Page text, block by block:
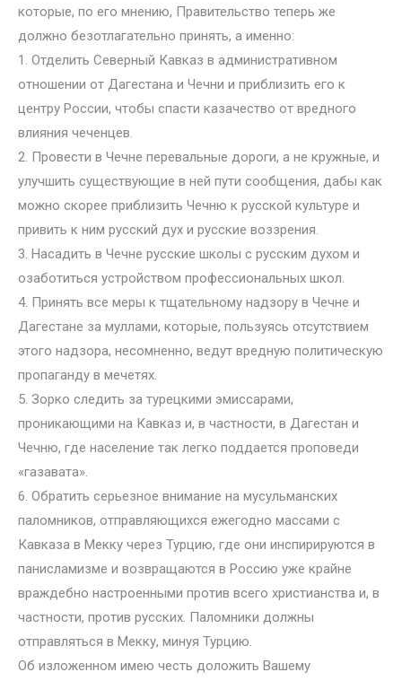
которые, по его мнению, Правительство теперь же
должно безотлагательно принять, а именно:
1. Отделить Северный Кавказ в административном
отношении от Дагестана и Чечни и приблизить его к
центру России, чтобы спасти казачество от вредного
влияния чеченцев.
2. Провести в Чечне перевальные дороги, а не кружные, и
улучшить существующие в ней пути сообщения, дабы как
можно скорее приблизить Чечню к русской культуре и
привить к ним русский дух и русские воззрения.
3. Насадить в Чечне русские школы с русским духом и
озаботиться устройством профессиональных школ.
4. Принять все меры к тщательному надзору в Чечне и
Дагестане за муллами, которые, пользуясь отсутствием
этого надзора, несомненно, ведут вредную политическую
пропаганду в мечетях.
5. Зорко следить за турецкими эмиссарами,
проникающими на Кавказ и, в частности, в Дагестан и
Чечню, где население так легко поддается проповеди
«газавата».
6. Обратить серьезное внимание на мусульманских
паломников, отправляющихся ежегодно массами с
Кавказа в Мекку через Турцию, где они инспирируются в
панисламизме и возвращаются в Россию уже крайне
враждебно настроенными против всего христианства и, в
частности, против русских. Паломники должны
отправляться в Мекку, минуя Турцию.
Об изложенном имею честь доложить Вашему